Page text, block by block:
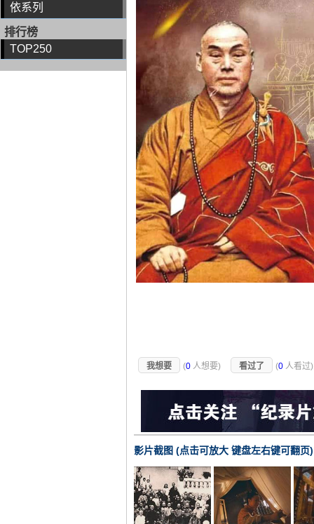
依系列
排行榜
TOP250
我想要 (0 人想要) 看过了 (0 人看过
影片截图 (点击可放大 键盘左右键可翻页)